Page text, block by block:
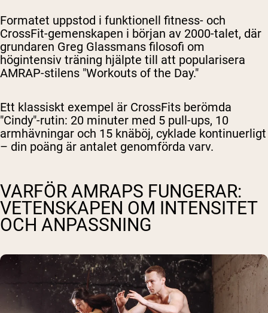
Formatet uppstod i funktionell fitness- och
CrossFit-gemenskapen i början av 2000-talet, där
grundaren Greg Glassmans filosofi om
högintensiv träning hjälpte till att popularisera
AMRAP-stilens "Workouts of the Day."
Ett klassiskt exempel är CrossFits berömda
"Cindy"-rutin: 20 minuter med 5 pull-ups, 10
armhävningar och 15 knäböj, cyklade kontinuerligt
– din poäng är antalet genomförda varv.
VARFÖR AMRAPS FUNGERAR:
VETENSKAPEN OM INTENSITET
OCH ANPASSNING